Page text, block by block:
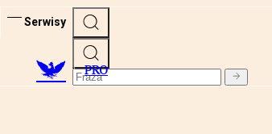
Serwisy
PRO